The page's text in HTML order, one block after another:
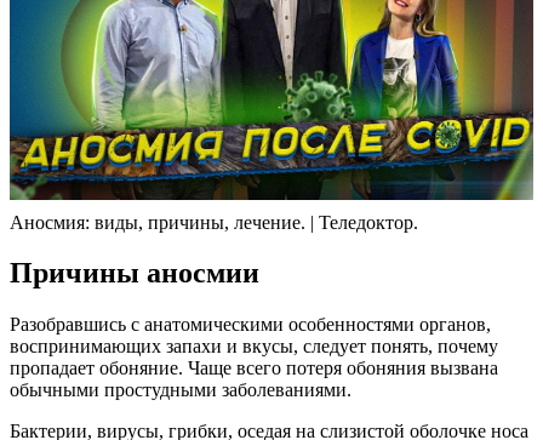
Аносмия: виды, причины, лечение. | Теледоктор.
Причины аносмии
Разобравшись с анатомическими особенностями органов,
воспринимающих запахи и вкусы, следует понять, почему
пропадает обоняние. Чаще всего потеря обоняния вызвана
обычными простудными заболеваниями.
Бактерии, вирусы, грибки, оседая на слизистой оболочке носа